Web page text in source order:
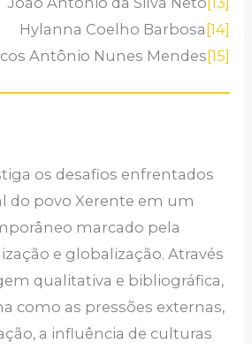
Hylanna Coelho Barbosa[14]
Antônio Nunes Mendes[15]
os desafios enfrentados
do povo Xerente em um
marcado pela
e globalização. Através
qualitativa e bibliográfica,
como as pressões externas,
a influência de culturas